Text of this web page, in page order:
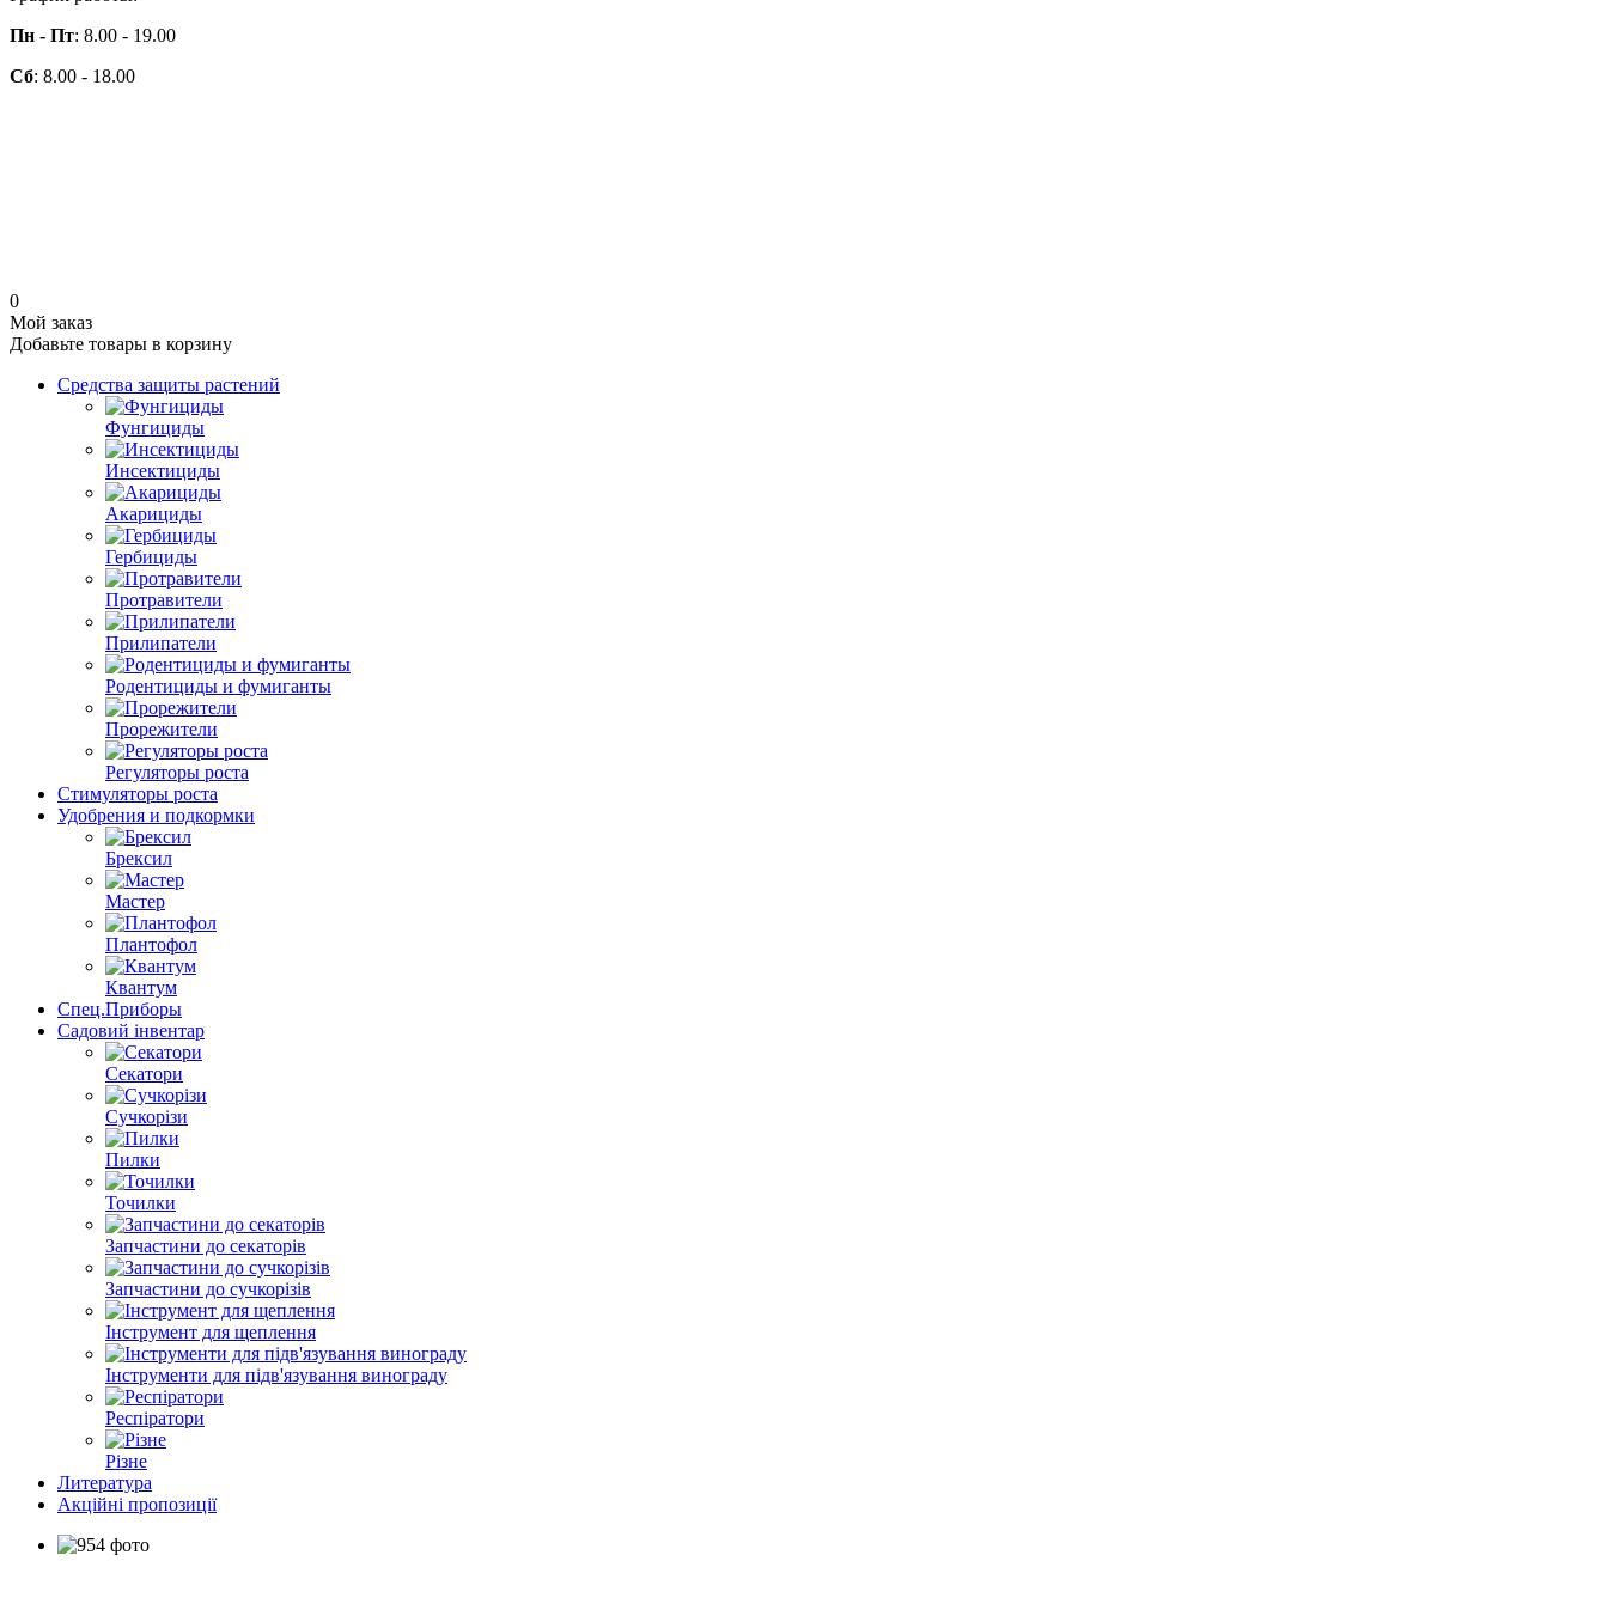
Пн - Пт: 8.00 - 19.00
Сб: 8.00 - 18.00
0
Мой заказ
Добавьте товары в корзину
Средства защиты растений
Фунгициды
Инсектициды
Акарициды
Гербициды
Протравители
Прилипатели
Родентициды и фумиганты
Прорежители
Регуляторы роста
Стимуляторы роста
Удобрения и подкормки
Брексил
Мастер
Плантофол
Квантум
Спец.Приборы
Садовий інвентар
Секатори
Сучкорізи
Пилки
Точилки
Запчастини до секаторів
Запчастини до сучкорізів
Інструмент для щеплення
Інструменти для підв'язування винограду
Респіратори
Різне
Литература
Акційні пропозиції